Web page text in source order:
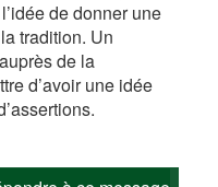
de donner une
tradition. Un
de la
d’avoir une idée